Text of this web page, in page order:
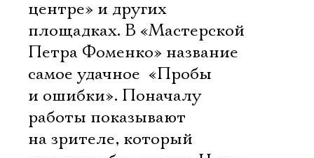
центре» и других
площадках. В «Мастерской
Петра Фоменко» название
самое удачное  «Пробы
и ошибки». Поначалу
работы показывают
на зрителе, который